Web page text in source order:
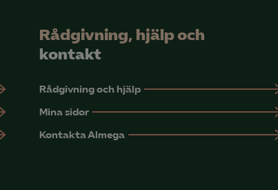
Google Ads
Meta Pixel
YouTube
LinkedIn Insight
Leadfeeder
Rådgivning, hjälp och
kontakt
Rådgivning och hjälp
Mina sidor
Kontakta Almega